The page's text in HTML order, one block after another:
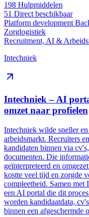
198 Hulpmiddelen
51 Direct beschikbaar
Platform development
Zorglogistiek
Recruitment, AI &
Intechniek
Intechniek – AI
omzet naar profielen
Intechniek wilde sneller
arbeidsmarkt. Recruiters
kandidaten binnen via
documenten. Die
geïnterpreteerd en
kostte veel tijd en zorgde
compleetheid. Samen
een AI portal die dit
worden kandidaatdata,
binnen een afgeschermde